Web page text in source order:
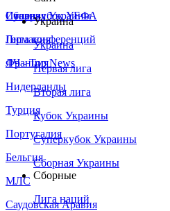
Сборная Украины
Италия
Германия
Франция
Нидерланды
Турция
Португалия
Бельгия
МЛС
Саудовская Аравия
Суперкубок УЕФА
Лига конференций
ЛЧ - Top News
Украина
Украина
Первая лига
Вторая лига
Кубок Украины
Суперкубок Украины
Сборная Украины
Сборные
Лига наций